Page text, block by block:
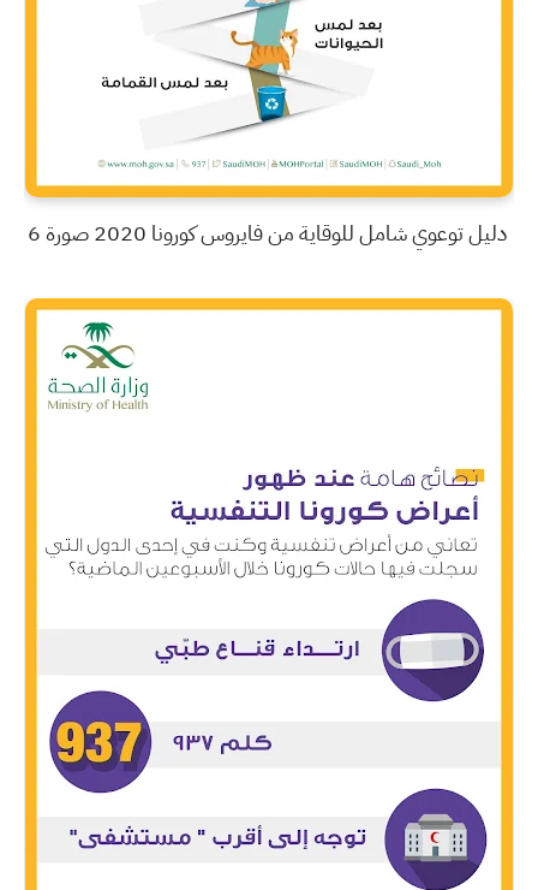
دليل توعوي شامل للوقاية من فايروس كورونا 2020 صورة 6